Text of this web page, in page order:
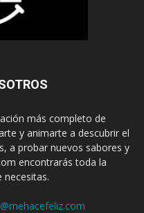
más completo de
y animarte a descubrir el
a probar nuevos sabores y
encontrarás toda la
necesitas.